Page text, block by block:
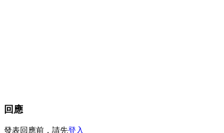
回應
發表回應前，請先登入